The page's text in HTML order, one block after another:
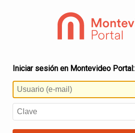
Iniciar sesión en Montevideo Portal: